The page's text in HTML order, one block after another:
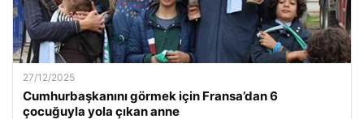
27/12/2025
Cumhurbaşkanını görmek için Fransa’dan 6
çocuğuyla yola çıkan anne